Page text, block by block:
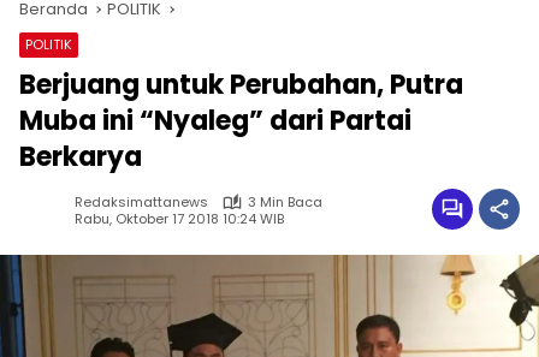
Beranda POLITIK
POLITIK
Berjuang untuk Perubahan, Putra
Muba ini “Nyaleg” dari Partai
Berkarya
Redaksimattanews
3 Min Baca
Rabu, Oktober 17 2018 10:24 WIB